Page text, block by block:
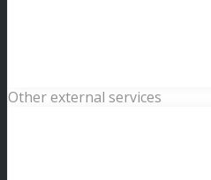
Other external services